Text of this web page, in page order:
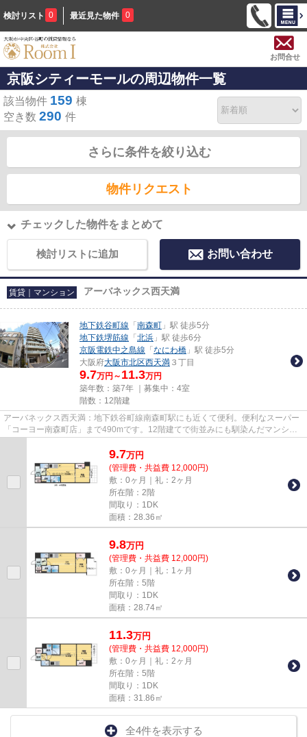
検討リスト 0 最近見た物件 0
お問合せ
京阪シティーモールの周辺物件一覧
該当物件 159 棟
空き数 290 件
さらに条件を絞り込む
物件リクエスト
チェックした物件をまとめて
検討リストに追加 お問い合わせ
賃貸｜マンション アーバネックス西天満
地下鉄谷町線 「 南森町 」駅 徒歩5分
地下鉄堺筋線 「 北浜 」駅 徒歩6分
京阪電鉄中之島線 「 なにわ橋 」駅 徒歩5分
大阪府大阪市北区西天満 ３丁目
9.7万円～ 11.3万円
築年数：築7年 ｜募集中： 4室
階数：12階建
アーバネックス西天満：地下鉄谷町線南森町駅にも近くて便利。便利なスーパー
「コーヨー南森町店」まで490mです。12階建てで街並みにも馴染んだマンショ
9.7万円
(管理費・共益費 12,000円)
敷：0ヶ月｜礼：2ヶ月
所在階：2階
間取り：1DK
面積：28.36㎡
9.8万円
(管理費・共益費 12,000円)
敷：0ヶ月｜礼：1ヶ月
所在階：5階
間取り：1DK
面積：28.74㎡
11.3万円
(管理費・共益費 12,000円)
敷：0ヶ月｜礼：2ヶ月
所在階：5階
間取り：1DK
面積：31.86㎡
全4件を表示する